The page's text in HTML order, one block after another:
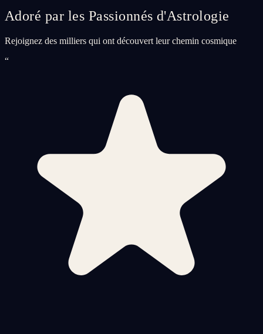
Adoré par les Passionnés d'Astrologie
Rejoignez des milliers qui ont découvert leur chemin cosmique
“